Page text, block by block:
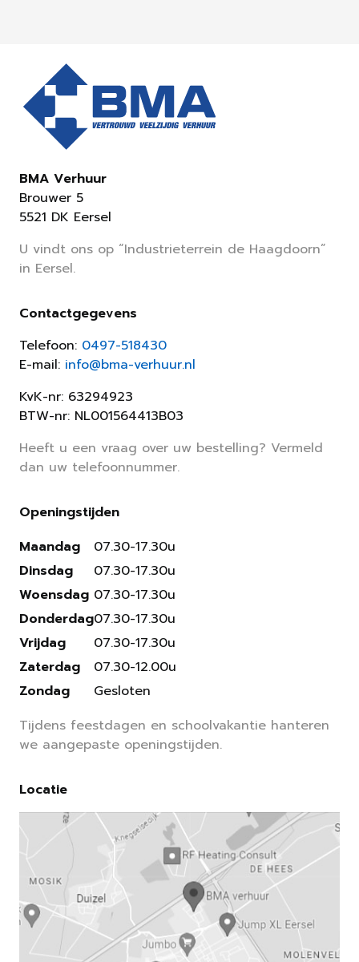
BMA Verhuur
Brouwer 5
5521 DK Eersel
U vindt ons op “Industrieterrein de Haagdoorn”
in Eersel.
Contactgegevens
Telefoon: 0497-518430
E-mail: info@bma-verhuur.nl
KvK-nr: 63294923
BTW-nr: NL001564413B03
Heeft u een vraag over uw bestelling? Vermeld
dan uw telefoonnummer.
Openingstijden
Maandag
Dinsdag
Woensdag
Donderdag
Vrijdag
Zaterdag
Zondag
07.30-17.30u
07.30-17.30u
07.30-17.30u
07.30-17.30u
07.30-17.30u
07.30-12.00u
Gesloten
Tijdens feestdagen en schoolvakantie hanteren
we aangepaste openingstijden.
Locatie